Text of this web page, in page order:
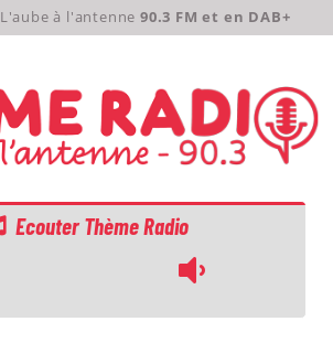
L'aube à l'antenne 90.3 FM et en DAB+
Ecouter Thème Radio